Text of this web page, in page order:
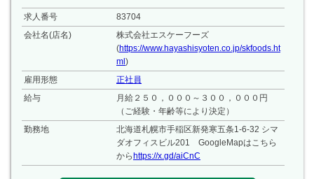
求人番号
83704
会社名(店名)
株式会社エスケーフーズ
(https://www.hayashisyoten.co.jp/skfoods.ht
ml )
雇用形態
正社員
給与
月給２５０，０００～３００，０００円
（ご経験・年齢等により決定）
勤務地
北海道札幌市手稲区新発寒五条1-6-32 シマ
ダオフィスビル201 GoogleMapはこちら
から https://x.gd/aiCnC